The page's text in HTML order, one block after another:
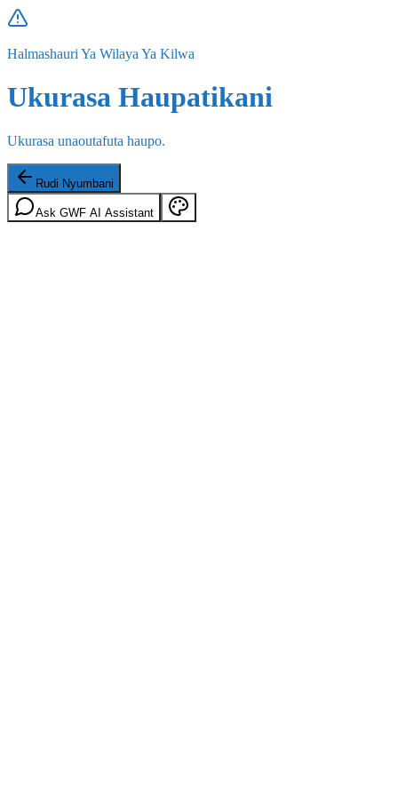
Halmashauri Ya Wilaya Ya Kilwa
Ukurasa Haupatikani
Ukurasa unaoutafuta haupo.
Rudi Nyumbani
Ask GWF AI Assistant